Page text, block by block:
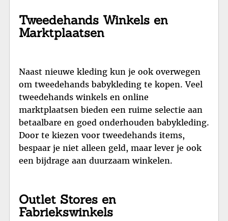
Tweedehands Winkels en
Marktplaatsen
Naast nieuwe kleding kun je ook overwegen
om tweedehands babykleding te kopen. Veel
tweedehands winkels en online
marktplaatsen bieden een ruime selectie aan
betaalbare en goed onderhouden babykleding.
Door te kiezen voor tweedehands items,
bespaar je niet alleen geld, maar lever je ook
een bijdrage aan duurzaam winkelen.
Outlet Stores en
Fabriekswinkels